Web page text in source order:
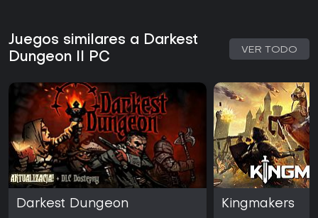
Juegos similares a Darkest
Dungeon II PC
VER TODO
Darkest Dungeon Kingmakers